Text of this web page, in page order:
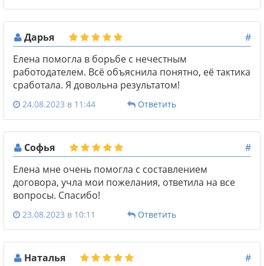
Дарья
#
Елена помогла в борьбе с нечестным
работодателем. Всё объяснила понятно, её тактика
сработала. Я довольна результатом!
24.08.2023 в 11:44 Ответить
Софья
#
Елена мне очень помогла с составлением
договора, учла мои пожелания, ответила на все
вопросы. Спасибо!
23.08.2023 в 10:11 Ответить
Наталья
#